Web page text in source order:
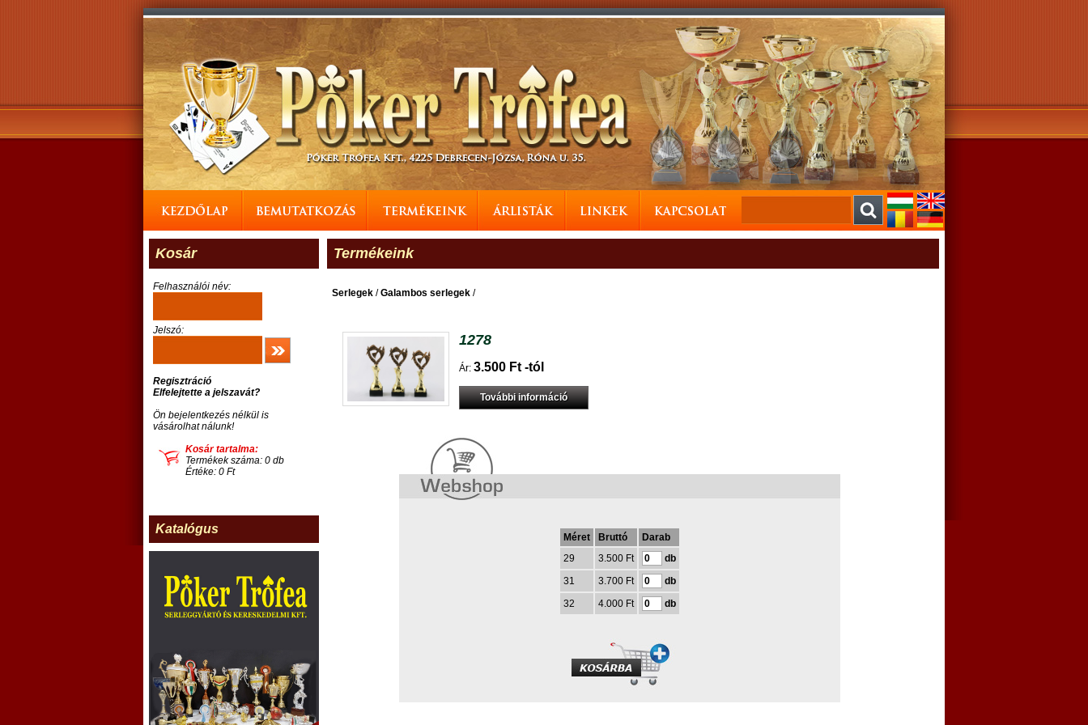
Kosár
Felhasználói név:
Jelszó:
Regisztráció
Elfelejtette a jelszavát?
Ön bejelentkezés nélkül is
vásárolhat nálunk!
Kosár tartalma:
Termékek száma: 0 db
Értéke: 0 Ft
Katalógus
Termékeink
Serlegek /Galambos serlegek /
1278
Ár: 3.500 Ft -tól
További információ
Méret Bruttó
Darab
29
3.500 Ft
db
31
3.700 Ft
db
32
4.000 Ft db